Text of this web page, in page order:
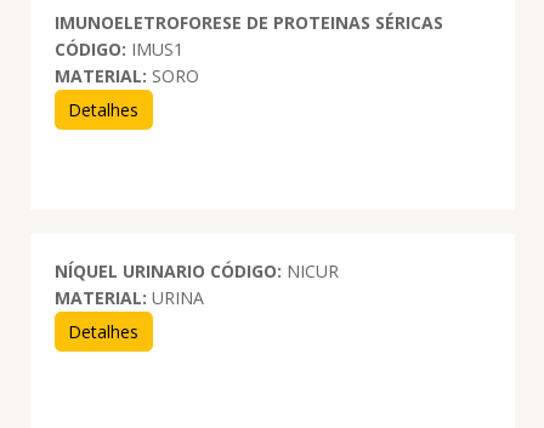
IMUNOELETROFORESE DE PROTEINAS SÉRICAS
CÓDIGO: IMUS1
MATERIAL: SORO
Detalhes
NÍQUEL URINARIO CÓDIGO: NICUR
MATERIAL: URINA
Detalhes